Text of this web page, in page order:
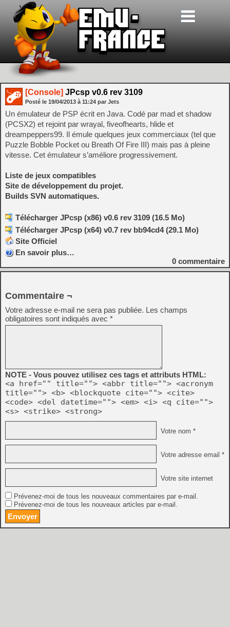
[Console] JPcsp v0.6 rev 3109
Posté le 19/04/2013 à 11:24 par Jets
Un émulateur de PSP écrit en Java. Codé par mad et shadow
(PCSX2) et rejoint par wrayal, fiveofhearts, hlide et
dreampeppers99. Il émule quelques jeux commerciaux (tel que
Puzzle Bobble Pocket ou Breath Of Fire III) mais pas à pleine
vitesse. Cet émulateur s’améliore progressivement.
Liste de jeux compatibles
Site de développement du projet.
Builds SVN automatiques.
Télécharger JPcsp (x86) v0.6 rev 3109 (16.5 Mo)
Télécharger JPcsp (x64) v0.7 rev bb94cd4 (29.1 Mo)
Site Officiel
En savoir plus…
0 commentaire
Commentaire ¬
Votre adresse e-mail ne sera pas publiée. Les champs
obligatoires sont indiqués avec *
NOTE - Vous pouvez utilisez ces tags et attributs HTML:
<a href="" title=""> <abbr title=""> <acronym
title=""> <b> <blockquote cite=""> <cite>
<code> <del datetime=""> <em> <i> <q cite="">
<s> <strike> <strong>
Votre nom *
Votre adresse email *
Votre site internet
Prévenez-moi de tous les nouveaux commentaires par e-mail.
Prévenez-moi de tous les nouveaux articles par e-mail.